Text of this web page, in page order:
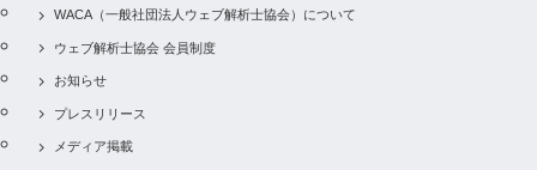
WACA（一般社団法人ウェブ解析士協会）について
ウェブ解析士協会 会員制度
お知らせ
プレスリリース
メディア掲載